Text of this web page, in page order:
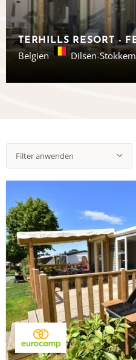
Belgien Dilsen-Stokkem
Filter anwenden